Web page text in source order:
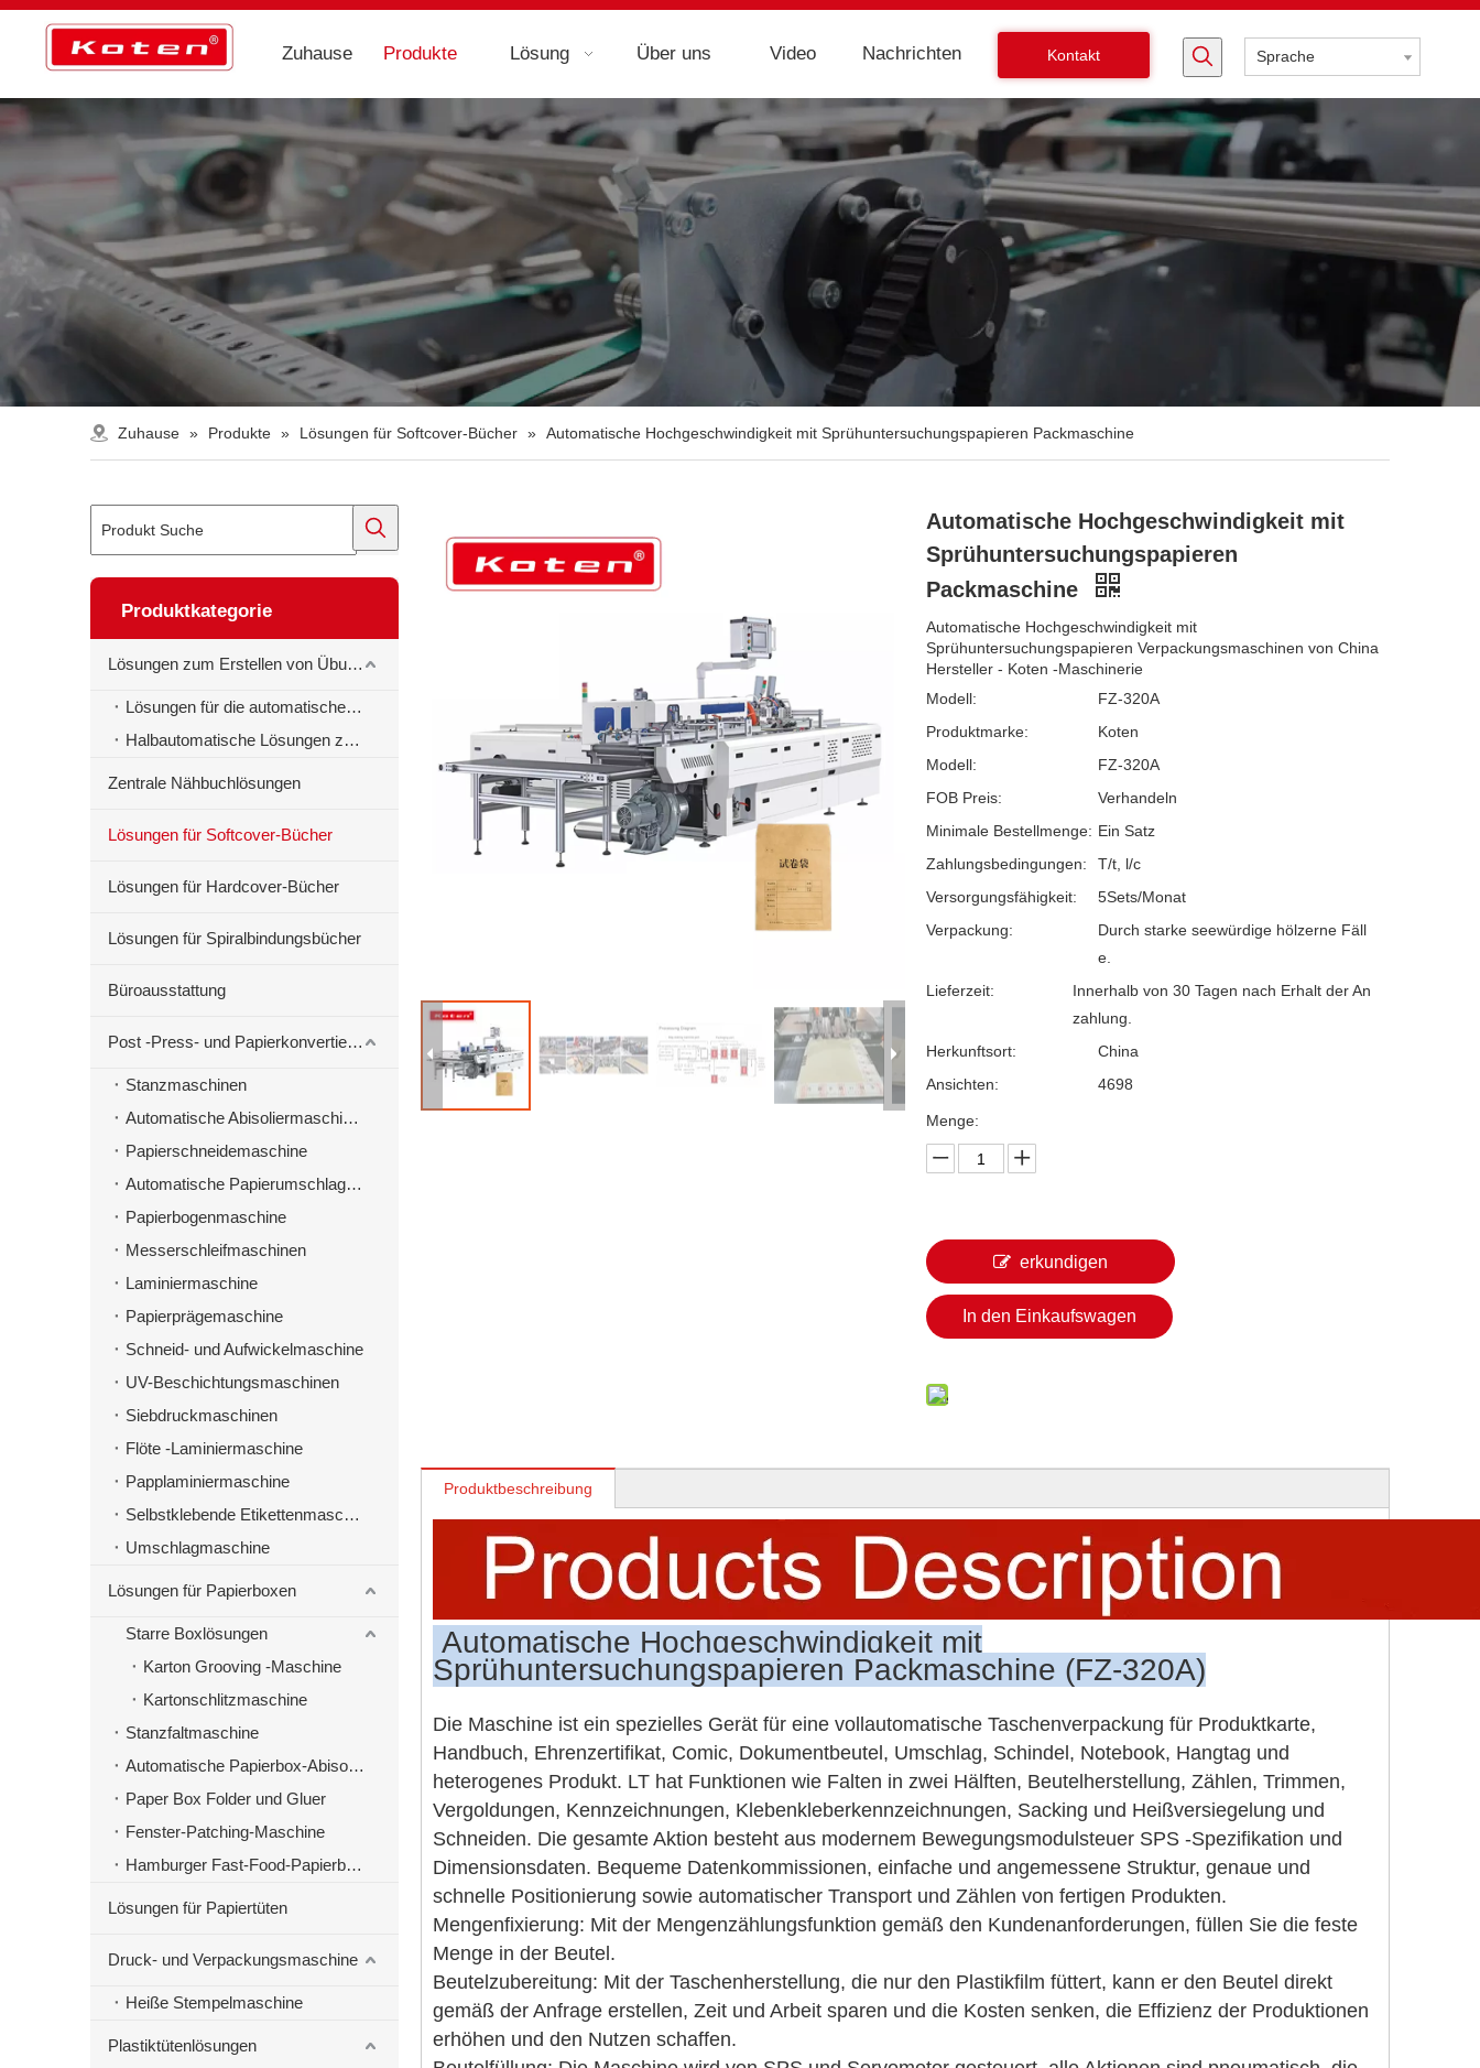
Zuhause Produkte Lösung Über uns Video Nachrichten Kontakt Sprache
Zuhause » Produkte » Lösungen für Softcover-Bücher » Automatische Hochgeschwindigkeit mit Sprühuntersuchungspapieren Packmaschine
Produktkategorie
Lösungen zum Erstellen von Übungsbüchern
Lösungen für die automatische Erstellung von Schulheften
Halbautomatische Lösungen zur Erstellung von Schulheften
Zentrale Nähbuchlösungen
Lösungen für Softcover-Bücher
Lösungen für Hardcover-Bücher
Lösungen für Spiralbindungsbücher
Büroausstattung
Post -Press- und Papierkonvertierungsmaschinen
Stanzmaschinen
Automatische Abisoliermaschine zum Stanzen von Material
Papierschneidemaschine
Automatische Papierumschlagmaschine
Papierbogenmaschine
Messerschleifmaschinen
Laminiermaschine
Papierprägemaschine
Schneid- und Aufwickelmaschine
UV-Beschichtungsmaschinen
Siebdruckmaschinen
Flöte -Laminiermaschine
Papplaminiermaschine
Selbstklebende Etikettenmaschinen
Umschlagmaschine
Lösungen für Papierboxen
Starre Boxlösungen
Karton Grooving -Maschine
Kartonschlitzmaschine
Stanzfaltmaschine
Automatische Papierbox-Abisoliermaschine
Paper Box Folder und Gluer
Fenster-Patching-Maschine
Hamburger Fast-Food-Papierbox-Herstellungsmaschine
Lösungen für Papiertüten
Druck- und Verpackungsmaschine
Heiße Stempelmaschine
Plastiktütenlösungen
Automatische Hochgeschwindigkeit mit
Sprühuntersuchungspapieren
Packmaschine
Automatische Hochgeschwindigkeit mit
Sprühuntersuchungspapieren Verpackungsmaschinen von China
Hersteller - Koten -Maschinerie
Modell:
FZ-320A
Produktmarke:
Koten
Modell:
FZ-320A
FOB Preis:
Verhandeln
Minimale Bestellmenge: Ein Satz
Zahlungsbedingungen:
T/t, l/c
Versorgungsfähigkeit:
5Sets/Monat
Verpackung:
Durch starke seewürdige hölzerne Fäll
e.
Lieferzeit:
Innerhalb von 30 Tagen nach Erhalt der An
zahlung.
Herkunftsort:
China
Ansichten:
4698
Menge:
erkundigen
In den Einkaufswagen
Produktbeschreibung
Automatische Hochgeschwindigkeit mit
Sprühuntersuchungspapieren Packmaschine (FZ-320A)
Die Maschine ist ein spezielles Gerät für eine vollautomatische Taschenverpackung für Produktkarte,
Handbuch, Ehrenzertifikat, Comic, Dokumentbeutel, Umschlag, Schindel, Notebook, Hangtag und
heterogenes Produkt. LT hat Funktionen wie Falten in zwei Hälften, Beutelherstellung, Zählen, Trimmen,
Vergoldungen, Kennzeichnungen, Klebenkleberkennzeichnungen, Sacking und Heißversiegelung und
Schneiden. Die gesamte Aktion besteht aus modernem Bewegungsmodulsteuer SPS -Spezifikation und
Dimensionsdaten. Bequeme Datenkommissionen, einfache und angemessene Struktur, genaue und
schnelle Positionierung sowie automatischer Transport und Zählen von fertigen Produkten.
Mengenfixierung: Mit der Mengenzählungsfunktion gemäß den Kundenanforderungen, füllen Sie die feste
Menge in der Beutel.
Beutelzubereitung: Mit der Taschenherstellung, die nur den Plastikfilm füttert, kann er den Beutel direkt
gemäß der Anfrage erstellen, Zeit und Arbeit sparen und die Kosten senken, die Effizienz der Produktionen
erhöhen und den Nutzen schaffen.